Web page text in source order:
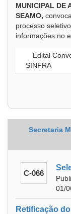
MUNICIPAL DE
SEAMO,
processo
informações no
Edital
SINFRA
Secretaria
C-066
01/
Retificação